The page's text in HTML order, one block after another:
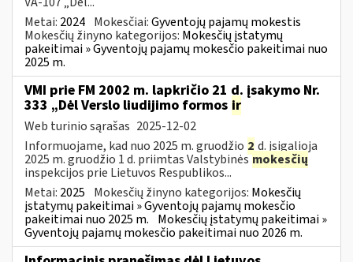
Metai: 2024 Mokesčiai:Gyventojų pajamų mokestis
Mokesčių žinyno kategorijos: Mokesčių įstatymų
pakeitimai » Gyventojų pajamų mokesčio pakeitimai nuo
2025 m.
VMI prie FM 2002 m. lapkričio 21 d. įsakymo Nr.
333 „Dėl Verslo liudijimo formos ir
Web turinio sąrašas 2025-12-02
Informuojame, kad nuo 2025 m. gruodžio 2 d. įsigalioja
2025 m. gruodžio 1 d. priimtas Valstybinėsmokesčių
inspekcijos prie Lietuvos Respublikos...
Metai: 2025 Mokesčių žinyno kategorijos: Mokesčių
įstatymų pakeitimai » Gyventojų pajamų mokesčio
pakeitimai nuo 2025 m. Mokesčių įstatymų pakeitimai »
Gyventojų pajamų mokesčio pakeitimai nuo 2026 m.